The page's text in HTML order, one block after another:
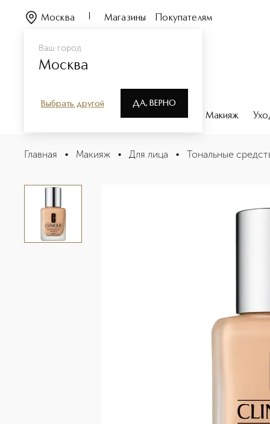
Ваш город
Москва
Выбрать другой ДА, ВЕРНО
Москва Магазины Покупателям
Парфюмерия Макияж
Superbalanced Makeup - Ivory
Описание
Главная • Макияж • Для лица • Тональные